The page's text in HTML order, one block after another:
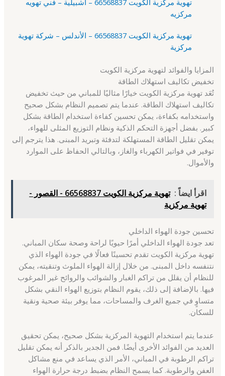
تهوية مركزية الكويت 66568837 – اشبيلية – فني تهويه
مركزيه
تهوية مركزية الكويت 66568837 – الأندلس – شركة تهوية
مركزية
المزايا والفوائد لتهوية مركزية الكويت
تخفيض تكاليف استهلاك الطاقة
تُعَد تهوية مركزية الكويت خيارًا مثاليًا للمباني من حيث تخفيض
تكاليف استهلاك الطاقة. عندما يتم تصميم النظام بشكل صحيح
واستخدامه بكفاءة، يمكن تحسين كفاءة استخدام الطاقة بشكل
كبير. بفضل أجهزة التحكم الذكية ونظام التوزيع المثلى للهواء،
يمكن تقليل الطاقة المستهلكة لتدفئة وتبريد المبنى. هذا يترجم إلى
توفير في فواتير الكهرباء والغاز، وبالتالي الحفاظ على الموارد
والأموال.
اقرأ ايضاً :
تهوية مركزية الكويت 66568837 - القصور -
تهوية مركزية
تحسين جودة الهواء الداخلي
تعد جودة الهواء الداخلي أمرًا حيويًا لراحة وصحة سكان المباني.
تهوية مركزية الكويت تقدم تحسينًا فعالًا في جودة الهواء الذي
نتنفسه داخل المبنى. من خلال إزالة الهواء الملوث وتنقيته، يمكن
للنظام أن يقلل من تراكم الغبار والشوائب والروائح غير المرغوب
فيها. بالإضافة إلى ذلك، يقوم النظام بتوزيع الهواء النقي بشكل
متساوٍ في جميع الغرف والمساحات، مما يوفر بيئة صحية ونقية
للسكان.
عندما يتم استخدام التهوية المركزية بشكل صحيح، يمكن تحقيق
العديد من الفوائد الأخرى أيضًا. فمن الجدير بالذكر أنه يمكن تقليل
تراكم الرطوبة في المباني، الأمر الذي يساعد في منع مشاكل
العفن والرطوبة. كما يسمح النظام بضبط درجة حرارة الهواء